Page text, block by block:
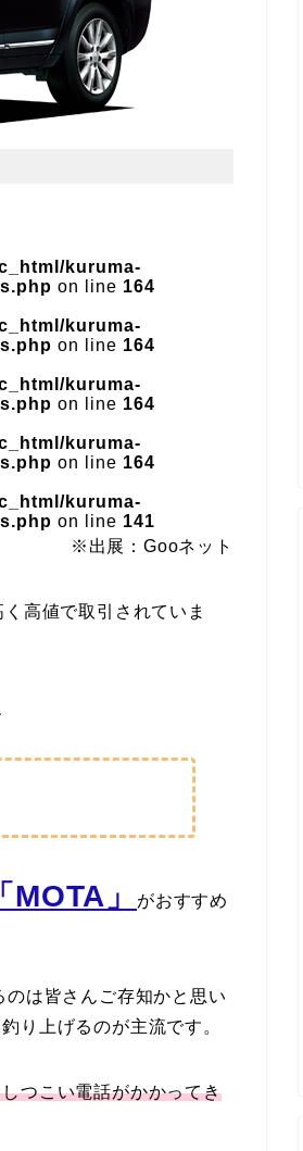
kuruma-
on line 164
kuruma-
on line 164
kuruma-
on line 164
kuruma-
on line 164
kuruma-
on line 141
※出展：Gooネット
高値で取引されていま
」
がおすすめ
は皆さんご存知かと思い
り上げるのが主流です。
つこい電話がかかってき